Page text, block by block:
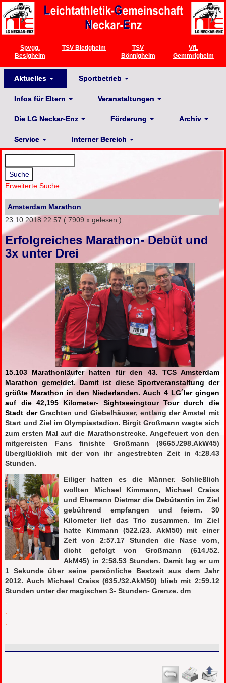
Spvgg.
Besigheim
TSV Bietigheim
TSV
Bönnigheim
VfL
Gemmrigheim
Aktuelles Sportbetrieb
Infos für Eltern Veranstaltungen
Die LG Neckar-Enz Förderung Archiv
Service Interner Bereich
Erweiterte Suche
Amsterdam Marathon
23.10.2018 22:57 ( 7909 x gelesen )
Erfolgreiches Marathon- Debüt und
3x unter Drei
15.103 Marathonläufer hatten für den 43. TCS Amsterdam
Marathon gemeldet. Damit ist diese Sportveranstaltung der
größte Marathon in den Niederlanden. Auch 4 LG´ler gingen
auf die 42,195 Kilometer- Sightseeingtour Tour durch die
Stadt derGrachten und Giebelhäuser, entlang der Amstel mit
Start und Ziel im Olympiastadion. Birgit Großmann wagte sich
zum ersten Mal auf die Marathonstrecke. Angefeuert von den
mitgereisten Fans finishte Großmann (9665./298.AkW45)
überglücklich mit der von ihr angestrebten Zeit in 4:28.43
Stunden.
Eiliger hatten es die Männer. Schließlich
wollten Michael Kimmann, Michael Craiss
und Ehemann Dietmar die Debütantin im Ziel
gebührend empfangen und feiern. 30
Kilometer lief das Trio zusammen. Im Ziel
hatte Kimmann (522./23. AkM50) mit einer
Zeit von 2:57.17 Stunden die Nase vorn,
dicht gefolgt von Großmann (614./52.
AkM45) in 2:58.53 Stunden. Damit lag er um
1 Sekunde über seine persönliche Bestzeit aus dem Jahr
2012. Auch Michael Craiss (635./32.AkM50) blieb mit 2:59.12
Stunden unter der magischen 3- Stunden- Grenze. dm
.
.